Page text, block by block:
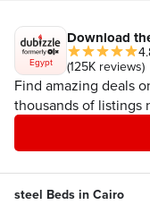
Egypt
Download
(125K reviews)
Find amazing deals
thousands of listings
steel Beds in Cairo